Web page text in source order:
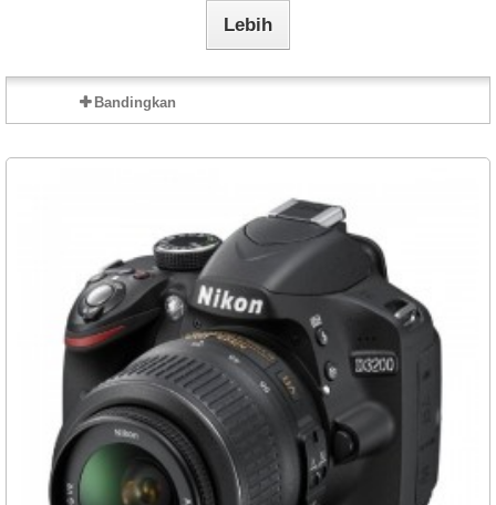
Lebih
Bandingkan